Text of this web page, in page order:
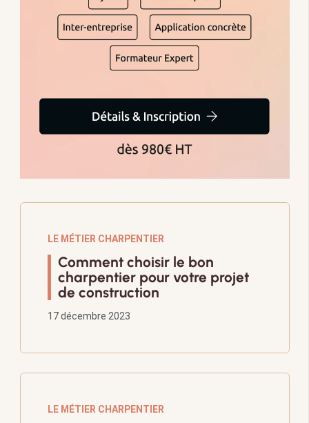
LE MÉTIER CHARPENTIER
Comment choisir le bon
charpentier pour votre projet
de construction
17 décembre 2023
LE MÉTIER CHARPENTIER